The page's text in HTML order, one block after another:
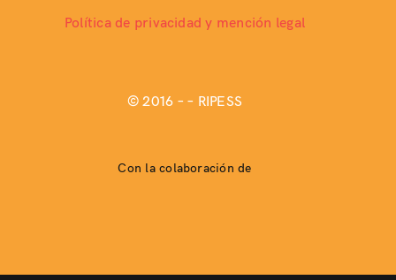
Política de privacidad y mención legal
© 2016 –– RIPESS
Con la colaboración de